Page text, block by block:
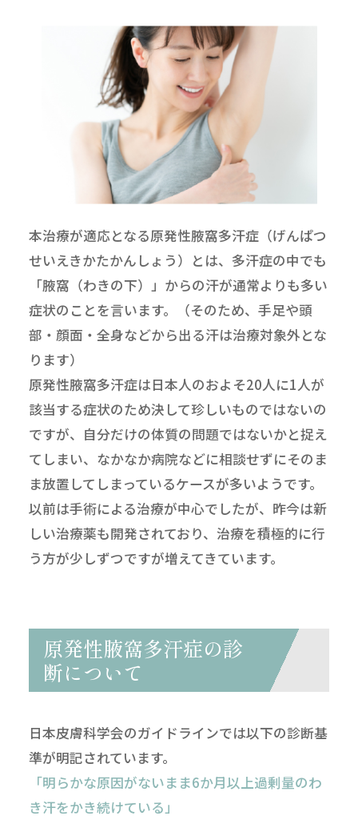
本治療が適応となる原発性腋窩多汗症（げんぱつ
せいえきかたかんしょう）とは、多汗症の中でも
「腋窩（わきの下）」からの汗が通常よりも多い
症状のことを言います。（そのため、手足や頭
部・顔面・全身などから出る汗は治療対象外とな
ります）
原発性腋窩多汗症は日本人のおよそ20人に1人が
該当する症状のため決して珍しいものではないの
ですが、自分だけの体質の問題ではないかと捉え
てしまい、なかなか病院などに相談せずにそのま
ま放置してしまっているケースが多いようです。
以前は手術による治療が中心でしたが、昨今は新
しい治療薬も開発されており、治療を積極的に行
う方が少しずつですが増えてきています。
原発性腋窩多汗症の診
断について
日本皮膚科学会のガイドラインでは以下の診断基
準が明記されています。
「明らかな原因がないまま6か月以上過剰量のわ
き汗をかき続けている」